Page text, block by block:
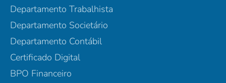
Departamento Trabalhista
Departamento Societário
Departamento Contábil
Certificado Digital
BPO Financeiro